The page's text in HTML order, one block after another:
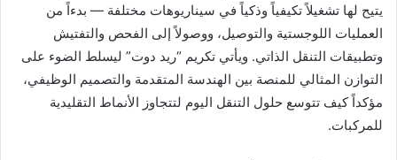
يتيح لها تشغيلاً تكيفياً وذكياً في سيناريوهات مختلفة — بدءاً من
العمليات اللوجستية والتوصيل، ووصولاً إلى الفحص والتفتيش
وتطبيقات التنقل الذاتي. ويأتي تكريم “ريد دوت” ليسلط الضوء على
التوازن المثالي للمنصة بين الهندسة المتقدمة والتصميم الوظيفي،
مؤكداً كيف تتوسع حلول التنقل اليوم لتتجاوز الأنماط التقليدية
للمركبات.